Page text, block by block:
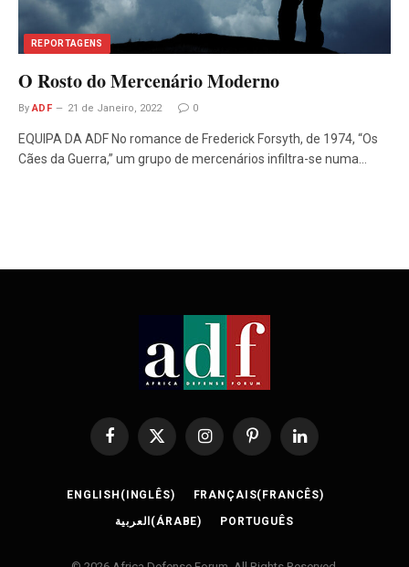
REPORTAGENS
O Rosto do Mercenário Moderno
By ADF 21 de Janeiro, 2022 0
EQUIPA DA ADF No romance de Frederick Forsyth, de 1974, “Os
Cães da Guerra,” um grupo de mercenários infiltra-se numa…
Facebook
X
InstagramPinterestLinkedIn
ENGLISH ( INGLÊS) FRANÇAIS( FRANCÊS)
العربية (ÁRABE) PORTUGUÊS